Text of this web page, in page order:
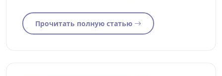
Прочитать полную статью